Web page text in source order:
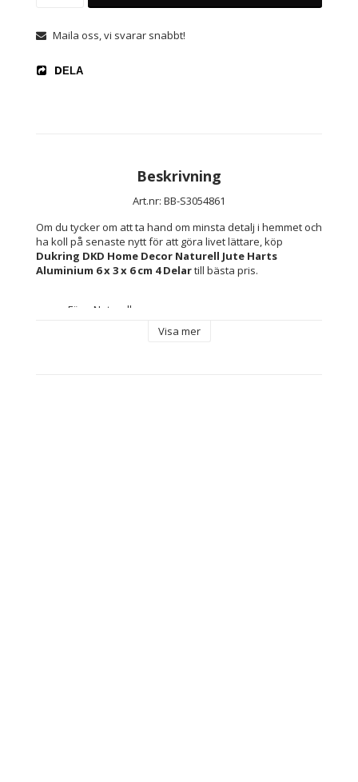
Maila oss, vi svarar snabbt!
DELA
Beskrivning
Art.nr: BB-S3054861
Om du tycker om att ta hand om minsta detalj i hemmet och
Dukring DKD Home Decor Naturell Jute Harts
Aluminium 6 x 3 x 6 cm 4 Delar till bästa pris.
Färg: Naturell
Visa mer